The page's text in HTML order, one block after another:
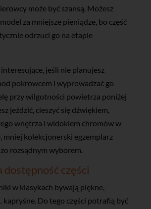
może być szansą. Możesz
za mniejsze pieniądze, bo część
odrzuci go na etapie
interesujące, jeśli nie planujesz
pokrowcem i wyprowadzać go
przy wilgotności powietrza poniżej
jeździć, cieszyć się dźwiękiem,
wnętrza i widokiem chromów w
mniej kolekcjonerski egzemplarz
rozsądnym wyborem.
dostępność części
w klasykach bywają piękne,
Do tego części potrafią być